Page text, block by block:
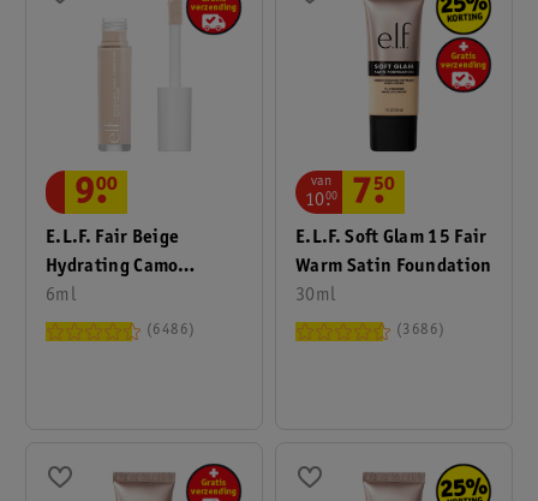
E.l.f. Fair Beige
Hydrating Camo
Concealer Satin Finish
6ml
9.
00
6486
E.l.f. Soft Glam 15 Fair
Warm Satin Foundation
30ml
van
10.
00 7.
50
3686